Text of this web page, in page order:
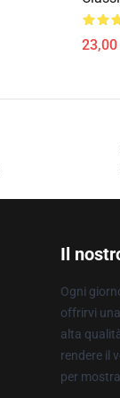
Il
Ogni
offrirvi
alta
rendere il
per